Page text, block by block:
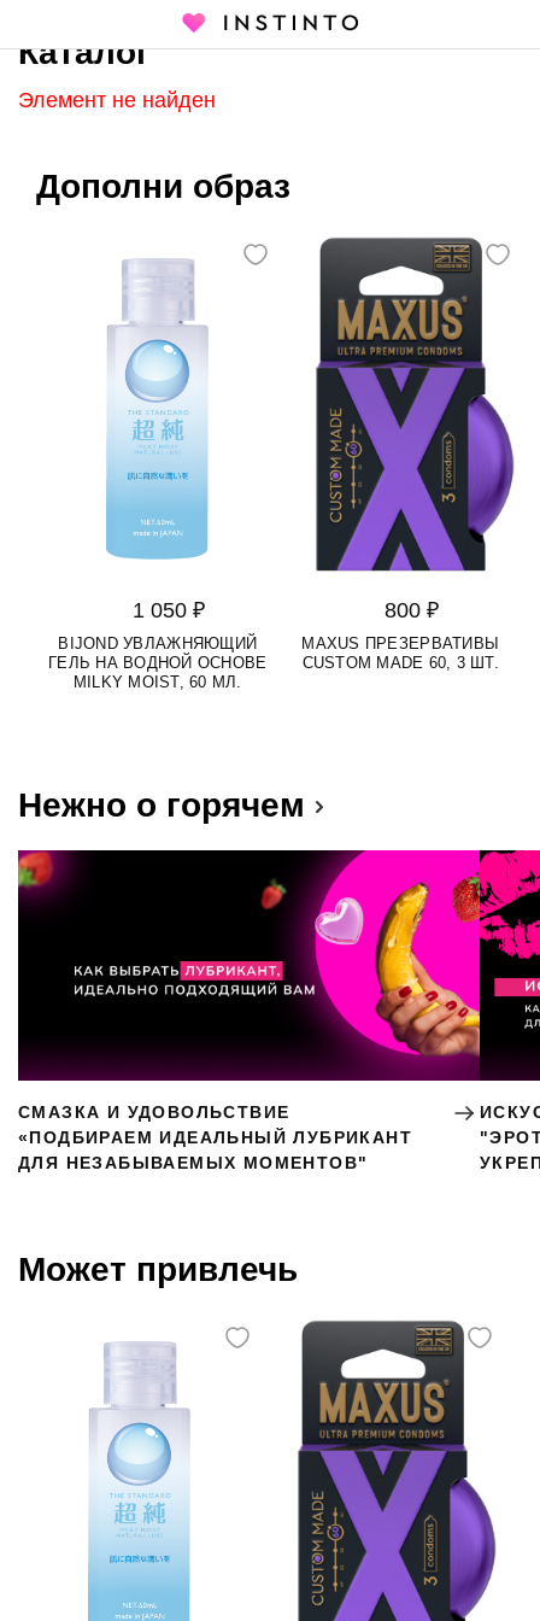
Каталог
Каталог
Элемент не найден
Дополни образ
1 050 ₽
BIJOND УВЛАЖНЯЮЩИЙ
ГЕЛЬ НА ВОДНОЙ ОСНОВЕ
MILKY MOIST, 60 МЛ.
800 ₽
MAXUS ПРЕЗЕРВАТИВЫ
CUSTOM MADE 60, 3 ШТ.
Нежно о горячем
СМАЗКА И УДОВОЛЬСТВИЕ
«ПОДБИРАЕМ ИДЕАЛЬНЫЙ ЛУБРИКАНТ
ДЛЯ НЕЗАБЫВАЕМЫХ МОМЕНТОВ"
Может привлечь